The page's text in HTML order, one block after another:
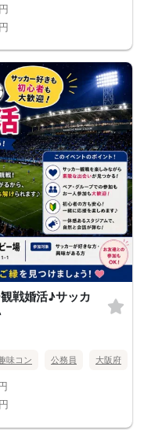
戦婚活♪サッカ
味コン 公務員 大阪府